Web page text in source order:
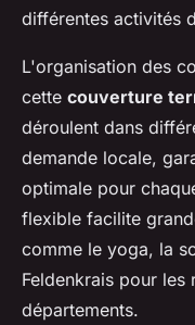
différentes activités
L'organisation des
cette couverture
déroulent dans
demande locale,
optimale pour
flexible facilite
comme le yoga, la
Feldenkrais pour les
départements.